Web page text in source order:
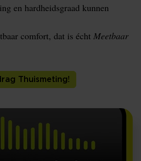
en hardheidsgraad kunnen
comfort, dat is écht Meetbaar
Thuismeting!